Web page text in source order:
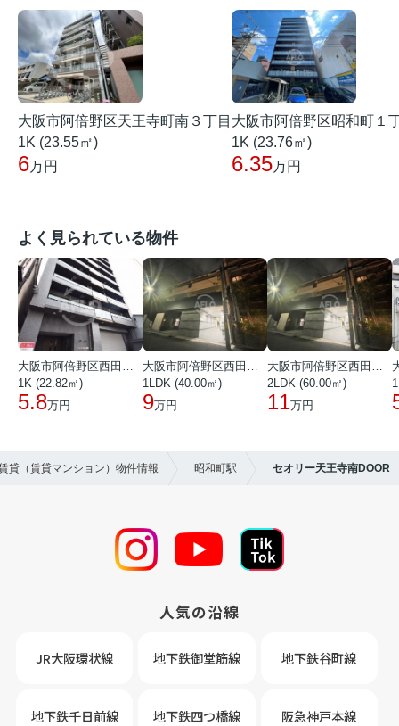
大阪市阿倍野区天王寺町南３丁目
1K (23.55㎡)
6万円
大阪市阿倍野区昭和町１
1K (23.76㎡)
6.35万円
よく見られている物件
1K (22.82㎡)
5.8万円
1LDK (40.00㎡)
9万円
2LDK (60.00㎡)
11万円
貸（賃貸マンション）物件情報 昭和町駅 セオリー天王寺南DOOR
人気の沿線
JR大阪環状線 地下鉄御堂筋線 地下鉄谷町線
地下鉄千日前線 地下鉄四つ橋線 阪急神戸本線